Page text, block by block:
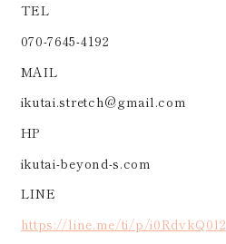
TEL
070-7645-4192
MAIL
ikutai.stretch@gmail.com
HP
ikutai-beyond-s.com
LINE
https://line.me/ti/p/i0RdvkQ0l2